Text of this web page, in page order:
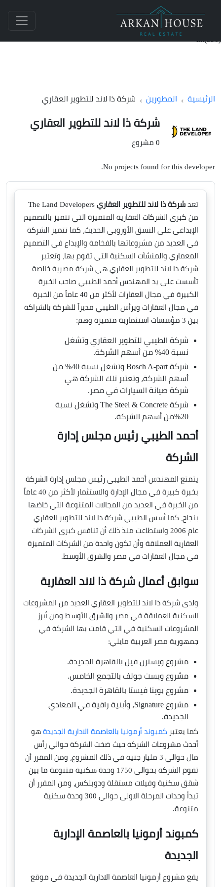
الرئيسية المطورين شركة ذا لاند للتطوير العقاري
شركة ذا لاند للتطوير العقاري
0 مشروع
No projects found for this developer.
تعد شركة ذا لاند للتطوير العقاري The Land Developers
من كبرى الشركات العقارية المتميزة التي تتميز بالتصميم
الإبداعي على النسق الأوروبي الحديث، كما تتميز الشركة
في العديد من مشروعاتها بالفخامة والإبداع في التصميم
المعماري والمنشآت السكنية التي تقوم بها، وتعتبر
شركة ذا لاند للتطوير العقاري هي شركة مصرية خالصة
تأسست على يد المهندس أحمد الطيبي صاحب الخبرة
الكبيرة في مجال العقارات لأكثر من 40 عاماً من الخبرة
في مجال العقارات ويرأس الطيبي مديراً للشركة بالشراكة
بين 3 مؤسسات استثمارية متميزة وهم:
شركة الطيبي للتطوير العقاري وتشغل
نسبة 40% من أسهم الشركة.
شركة Bosch A-part وتشغل نسبة 40% من
أسهم الشركة، وتعتبر تلك الشركة هي
شركة صيانة السيارات في مصر.
شركة The Steel & Concrete وتشغل نسبة
20%من أسهم الشركة.
أحمد الطيبي رئيس مجلس إدارة
الشركة
يتمتع المهندس أحمد الطيبي رئيس مجلس إدارة الشركة
بخبرة كبيرة في مجال الإدارة والاستثمار لأكثر من 40 عاماً
من الخبرة في العديد من المجالات المتنوعة التي خاضها
بنجاح، كما أسس الطيبي شركة ذا لاند للتطوير العقاري
عام 2006 واستطاعت منذ ذلك أن تنافس كبرى الشركات
العقارية العملاقة وأن تكون واحدة من الشركات المتميزة
في مجال العقارات في مصر والشرق الأوسط.
سوابق أعمال شركة ذا لاند العقارية
ولدى شركة ذا لاند للتطوير العقاري العديد من المشروعات
السكنية العملاقة في مصر والشرق الأوسط ومن أبرز
المشروعات السكنية في التي قامت بها الشركة في
جمهورية مصر العربية مايلي:
مشروع ويسترن فيل بالقاهرة الجديدة.
مشروع ويست جولف بالتجمع الخامس.
مشروع بوينا فيستا بالقاهرة الجديدة.
مشروع Signature، وأبنية راقية في المعادي
الجديدة.
كما يعتبر كمبوند أرمونيا بالعاصمة الادارية الجديدة هو
أحدث مشروعات الشركة حيث ضخت الشركة حوالي رأس
مال حوالي 3 مليار جنيه في ذلك المشروع، ومن المقرر أن
تقوم الشركة بحوالي 1750 وحدة سكنية متنوعة ما بين
شقق سكنية وفيلات مستقلة ودوبلكس، ومن المقرر أن
تبدأ وحدات المرحلة الاولى حوالي 300 وحدة سكنية
متنوعة.
كمبوند أرمونيا بالعاصمة الإدارية
الجديدة
يقع مشروع أرمونيا العاصمة الادارية الجديدة في موقع